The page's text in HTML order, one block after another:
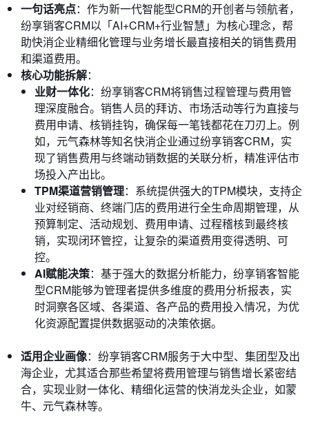
一句话亮点：作为新一代智能型CRM的开创者与领航者，
纷享销客CRM以「AI+CRM+行业智慧」为核心理念，帮
助快消企业精细化管理与业务增长最直接相关的销售费用
和渠道费用。
核心功能拆解：
业财一体化：纷享销客CRM将销售过程管理与费用管
理深度融合。销售人员的拜访、市场活动等行为直接与
费用申请、核销挂钩，确保每一笔钱都花在刀刃上。例
如，元气森林等知名快消企业通过纷享销客CRM，实
现了销售费用与终端动销数据的关联分析，精准评估市
场投入产出比。
TPM渠道营销管理：系统提供强大的TPM模块，支持企
业对经销商、终端门店的费用进行全生命周期管理，从
预算制定、活动规划、费用申请、过程稽核到最终核
销，实现闭环管控，让复杂的渠道费用变得透明、可
控。
AI赋能决策：基于强大的数据分析能力，纷享销客智能
型CRM能够为管理者提供多维度的费用分析报表，实
时洞察各区域、各渠道、各产品的费用投入情况，为优
化资源配置提供数据驱动的决策依据。
适用企业画像：纷享销客CRM服务于大中型、集团型及出
海企业，尤其适合那些希望将费用管理与销售增长紧密结
合，实现业财一体化、精细化运营的快消龙头企业，如蒙
牛、元气森林等。